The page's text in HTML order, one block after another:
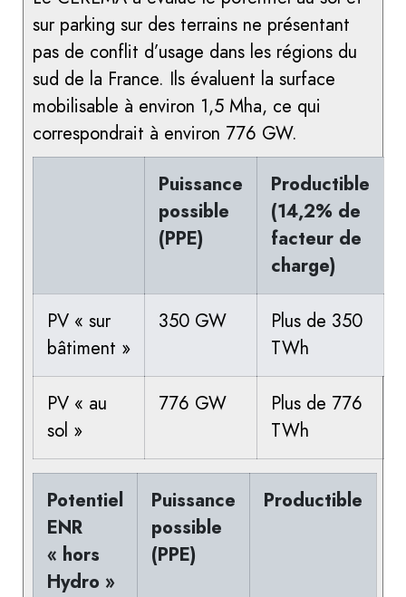
sur parking sur des terrains ne présentant
pas de conflit d’usage dans les régions du
sud de la France. Ils évaluent la surface
mobilisable à environ 1,5 Mha, ce qui
correspondrait à environ 776 GW.
Puissance
possible
(PPE)
Productible
(14,2% de
facteur de
charge)
PV « sur
bâtiment »
350 GW
Plus de 350
TWh
PV « au
sol »
776 GW
Plus de 776
TWh
Potentiel
ENR
« hors
Hydro »
Puissance
possible
(PPE)
Productible